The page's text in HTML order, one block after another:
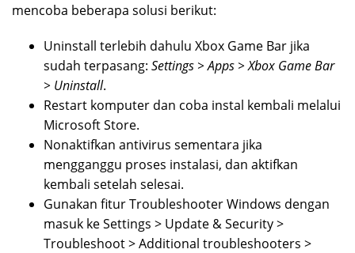
mencoba beberapa solusi berikut:
Uninstall terlebih dahulu Xbox Game Bar jika
sudah terpasang: Settings > Apps > Xbox Game Bar
> Uninstall.
Restart komputer dan coba instal kembali melalui
Microsoft Store.
Nonaktifkan antivirus sementara jika
mengganggu proses instalasi, dan aktifkan
kembali setelah selesai.
Gunakan fitur Troubleshooter Windows dengan
masuk ke Settings > Update & Security >
Troubleshoot > Additional troubleshooters >